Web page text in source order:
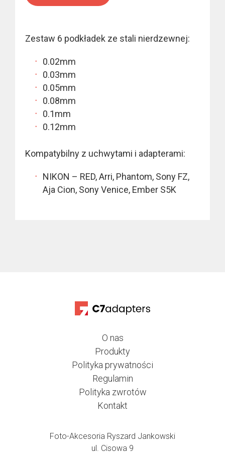
Zestaw 6 podkładek ze stali nierdzewnej:
0.02mm
0.03mm
0.05mm
0.08mm
0.1mm
0.12mm
Kompatybilny z uchwytami i adapterami:
NIKON – RED, Arri, Phantom, Sony FZ,
Aja Cion, Sony Venice, Ember S5K
O nas
Produkty
Polityka prywatności
Regulamin
Polityka zwrotów
Kontakt
Foto-Akcesoria Ryszard Jankowski
ul. Cisowa 9